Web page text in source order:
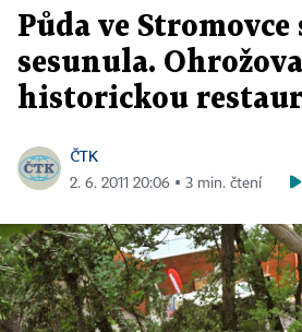
Půda ve Stromovce
sesunula.
historickou
ČTK
2. 6. 2011 20:06 ▪ 3 min. čtení